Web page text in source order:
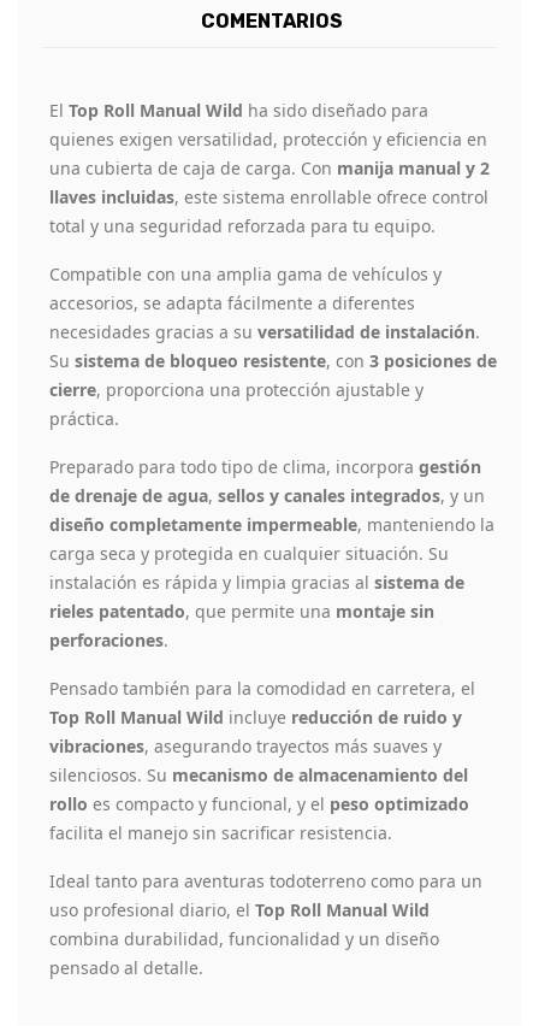
COMENTARIOS
El Top Roll Manual Wild ha sido diseñado para
quienes exigen versatilidad, protección y eficiencia en
una cubierta de caja de carga. Con manija manual y 2
llaves incluidas, este sistema enrollable ofrece control
total y una seguridad reforzada para tu equipo.
Compatible con una amplia gama de vehículos y
accesorios, se adapta fácilmente a diferentes
necesidades gracias a su versatilidad de instalación.
Su sistema de bloqueo resistente, con 3 posiciones de
cierre, proporciona una protección ajustable y
práctica.
Preparado para todo tipo de clima, incorpora gestión
de drenaje de agua, sellos y canales integrados, y un
diseño completamente impermeable, manteniendo la
carga seca y protegida en cualquier situación. Su
instalación es rápida y limpia gracias al sistema de
rieles patentado, que permite una montaje sin
perforaciones.
Pensado también para la comodidad en carretera, el
Top Roll Manual Wild incluye reducción de ruido y
vibraciones, asegurando trayectos más suaves y
silenciosos. Su mecanismo de almacenamiento del
rollo es compacto y funcional, y el peso optimizado
facilita el manejo sin sacrificar resistencia.
Ideal tanto para aventuras todoterreno como para un
uso profesional diario, el Top Roll Manual Wild
combina durabilidad, funcionalidad y un diseño
pensado al detalle.